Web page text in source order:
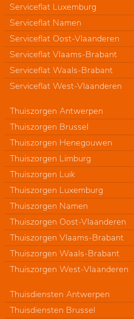
Serviceflat Luxemburg
Serviceflat Namen
Serviceflat Oost-Vlaanderen
Serviceflat Vlaams-Brabant
Serviceflat Waals-Brabant
Serviceflat West-Vlaanderen
Thuiszorgen Antwerpen
Thuiszorgen Brussel
Thuiszorgen Henegouwen
Thuiszorgen Limburg
Thuiszorgen Luik
Thuiszorgen Luxemburg
Thuiszorgen Namen
Thuiszorgen Oost-Vlaanderen
Thuiszorgen Vlaams-Brabant
Thuiszorgen Waals-Brabant
Thuiszorgen West-Vlaanderen
Thuisdiensten Antwerpen
Thuisdiensten Brussel